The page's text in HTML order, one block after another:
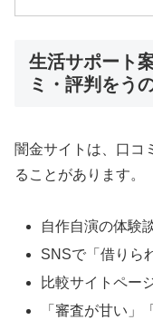
生活サポート
ミ・評判をう
闇金サイトは、口コ
ることがあります。
自作自演の体験
SNSで「借りら
比較サイトペー
「審査が甘い」